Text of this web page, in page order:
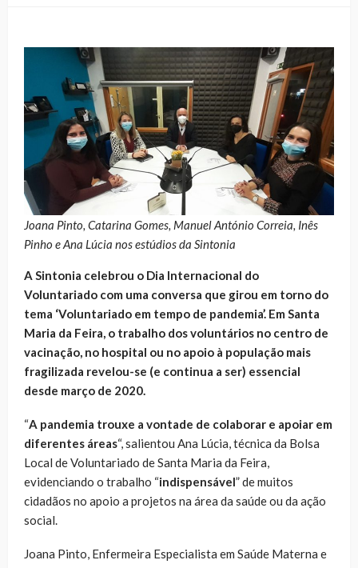
Joana Pinto, Catarina Gomes, Manuel António Correia, Inês
Pinho e Ana Lúcia nos estúdios da Sintonia
A Sintonia celebrou o Dia Internacional do
Voluntariado com uma conversa que girou em torno do
tema ‘Voluntariado em tempo de pandemia’. Em Santa
Maria da Feira, o trabalho dos voluntários no centro de
vacinação, no hospital ou no apoio à população mais
fragilizada revelou-se (e continua a ser) essencial
desde março de 2020.
“A pandemia trouxe a vontade de colaborar e apoiar em
diferentes áreas“, salientou Ana Lúcia, técnica da Bolsa
Local de Voluntariado de Santa Maria da Feira,
evidenciando o trabalho “indispensável” de muitos
cidadãos no apoio a projetos na área da saúde ou da ação
social.
Joana Pinto, Enfermeira Especialista em Saúde Materna e